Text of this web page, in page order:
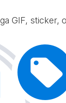
GIF, sticker,